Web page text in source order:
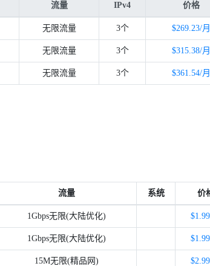
流量 IPv4 价格
无限流量 3个 $269.23/月
无限流量 3个 $315.38/月
无限流量 3个 $361.54/月
流量 系统 价
1Gbps无限(大陆优化)
1Gbps无限(大陆优化)
15M无限(精品网)